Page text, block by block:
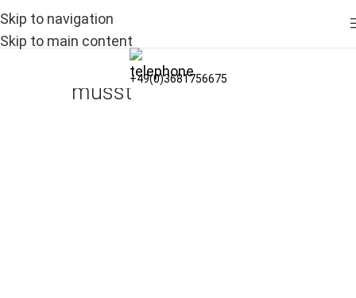
Skip to navigation
Skip to main content
NEU:Grundstücke ab 400 m² verfügbar
+49(0)3681756675
Internet in Paraguay –
Alles, was du wissen
musst